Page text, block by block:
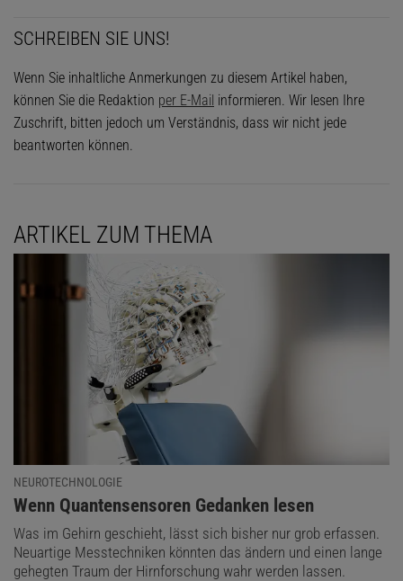
SCHREIBEN SIE UNS!
Wenn Sie inhaltliche Anmerkungen zu diesem Artikel haben,
können Sie die Redaktion per E-Mail informieren. Wir lesen Ihre
Zuschrift, bitten jedoch um Verständnis, dass wir nicht jede
beantworten können.
ARTIKEL ZUM THEMA
NEUROTECHNOLOGIE
:
Wenn Quantensensoren Gedanken lesen
Was im Gehirn geschieht, lässt sich bisher nur grob erfassen.
Neuartige Messtechniken könnten das ändern und einen lange
gehegten Traum der Hirnforschung wahr werden lassen.